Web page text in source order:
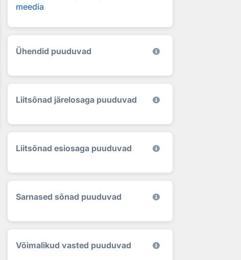
meedia
Ühendid puuduvad
Liitsõnad järelosaga puuduvad
Liitsõnad esiosaga puuduvad
Sarnased sõnad puuduvad
Võimalikud vasted puuduvad